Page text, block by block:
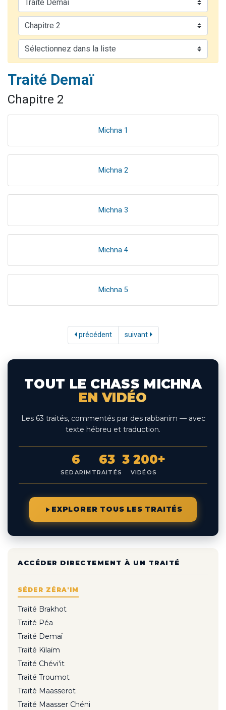
30 personnes viennent de faire un don pour Sauvez la jambe de Yohan
Il reste 49 places pour étudier en groupe sur Zoom
12 nouvelles musiques dans Torah-Box Music
Traité Demaï
Chapitre 2
Michna 1
Michna 2
Michna 3
Michna 4
Michna 5
précédent suivant
TOUT LE CHASS MICHNA
EN VIDÉO
Les 63 traités, commentés par des rabbanim — avec
texte hébreu et traduction.
6
SEDARIM
63
TRAITÉS
3 200+
VIDÉOS
EXPLORER TOUS LES TRAITÉS
ACCÉDER DIRECTEMENT À UN TRAITÉ
SÉDER ZÉRA'IM
Traité Brakhot
Traité Péa
Traité Demaï
Traité Kilaïm
Traité Chévi'it
Traité Troumot
Traité Maasserot
Traité Maasser Chéni